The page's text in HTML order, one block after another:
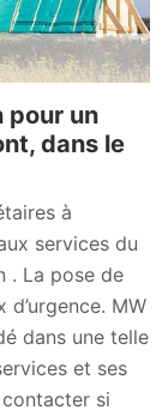
pour un
dans le
à
services du
. La pose de
MW
dans une telle
et ses
si